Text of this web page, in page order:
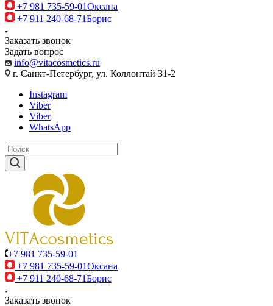
+7 981 735-59-01Оксана
+7 911 240-68-71Борис
Заказать звонок
Задать вопрос
info@vitacosmetics.ru
г. Санкт-Петербург, ул. Коллонтай 31-2
Instagram
Viber
Viber
WhatsApp
+7 981 735-59-01
+7 981 735-59-01Оксана
+7 911 240-68-71Борис
Заказать звонок